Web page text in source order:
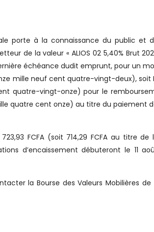
porte à la connaissance du public et
de la valeur « ALIOS 02 5,40% Brut
échéance dudit emprunt, pour un
mille neuf cent quatre-vingt-deux), soit
quatre-vingt-onze) pour le
quatre cent onze) au titre du paiement
FCFA (soit 714,29 FCFA au titre de
d’encaissement débuteront le 11
la Bourse des Valeurs Mobilières de